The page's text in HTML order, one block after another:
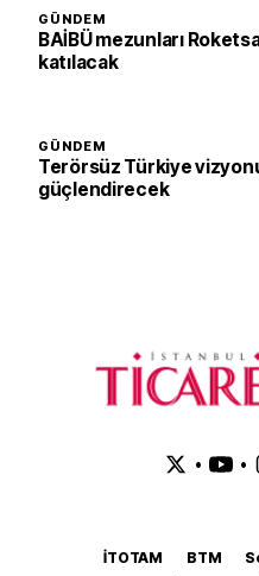
GÜNDEM
BAİBÜ mezunları
katılacak
GÜNDEM
Terörsüz Türkiye
güçlendirecek
• •
İTOTAM BTM